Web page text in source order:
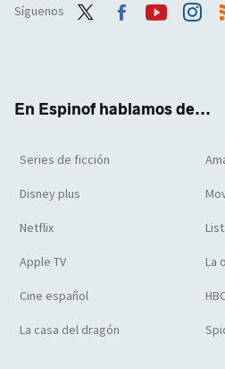
Síguenos
En Espinof hablamos de...
Series de ficción
Disney plus
Netflix
Apple TV La
Cine español
La casa del dragón